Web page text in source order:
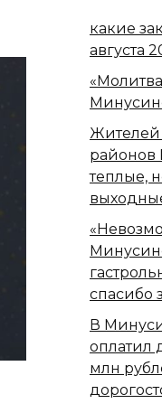
какие
августа
районов
теплые,
спасибо
В
оплатил
млн